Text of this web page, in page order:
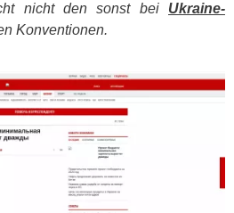
nicht den sonst bei Ukraine-
Konventionen.